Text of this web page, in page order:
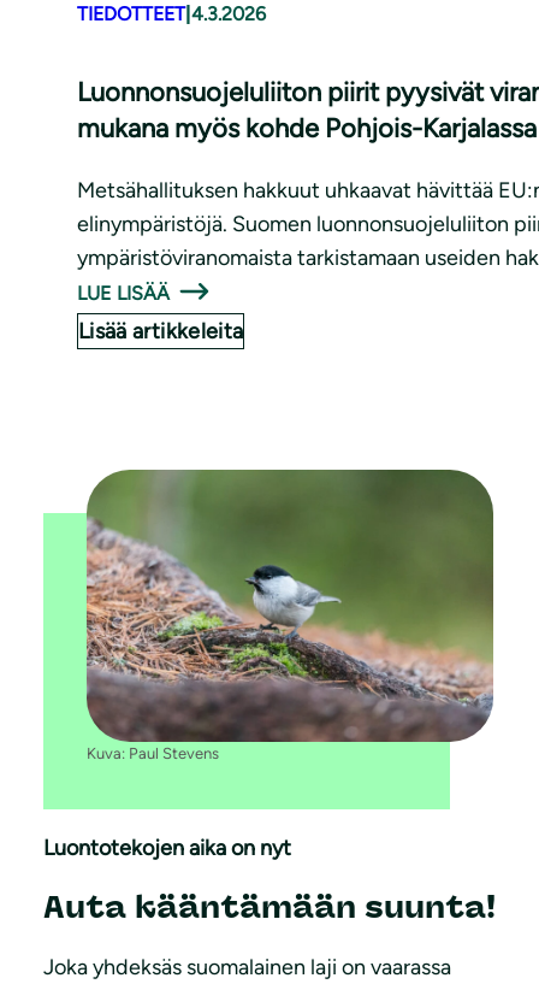
TIEDOTTEET| 4.3.2026
Luonnonsuojeluliiton piirit pyysivät
mukana myös kohde Pohjois-Karjalassa
Metsähallituksen hakkuut uhkaavat hävittää
elinympäristöjä. Suomen luonnonsuojeluliiton
ympäristöviranomaista tarkistamaan useiden
LUE LISÄÄ
Lisää artikkeleita
Kuva: Paul Stevens
Luontotekojen aika on nyt
Auta kääntämään suunta!
Joka yhdeksäs suomalainen laji on vaarassa